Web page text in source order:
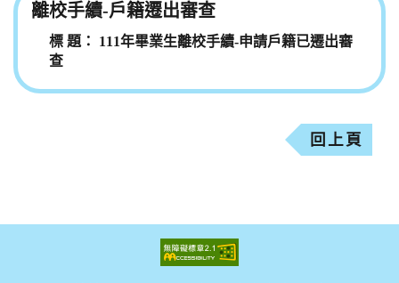
離校手續-戶籍遷出審查
111年畢業生離校手續-申請戶籍已遷出審
查
回上頁